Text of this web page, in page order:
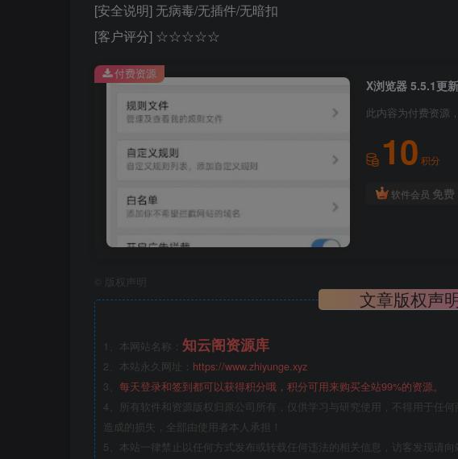
[安全说明] 无病毒/无插件/无暗扣
[客户评分] ☆☆☆☆☆
X浏览器 5.5.1更
此内容为付费资源
10 积分
软件会员 免费
付费资源
版权声明
文章版权声
1、本网站名称： 知云阁资源库
2、本站永久网址： https://www.zhiyunge.xyz
3、 每天登录和签到都可以获得积分哦，积分可用来购买全站99%的资源。
4、所有软件和资源版权归原公司所有，仅供学习与研究使用，不得用于任
造成的损失，全部由使用者本人承担！
5、本站一律禁止以任何方式发布或转载任何违法的相关信息，访客发现请向